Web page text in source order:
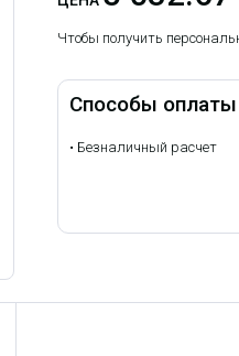
Чтобы получить
Способы оплаты
• Безналичный расчет